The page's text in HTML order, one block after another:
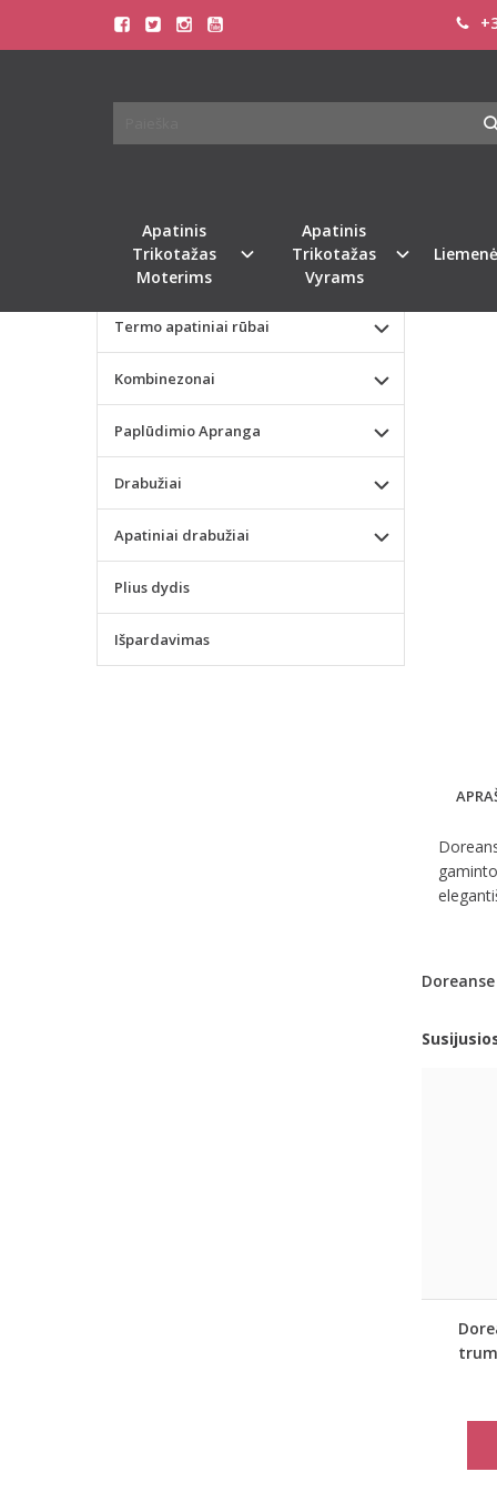
Apatinis
Trikotažas
Moterims
Apatinis
Trikotažas
Vyrams
Doreanse
Valentino dienos dovana
Liemenėlės
Termo apatiniai rūbai
Kombinezonai
Paplūdimio Apranga
Drabužiai
Apatiniai drabužiai
Plius dydis
Išpardavimas